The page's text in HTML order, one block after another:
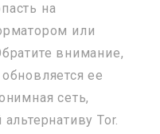
на
или
внимание,
ее
сеть,
Tor.